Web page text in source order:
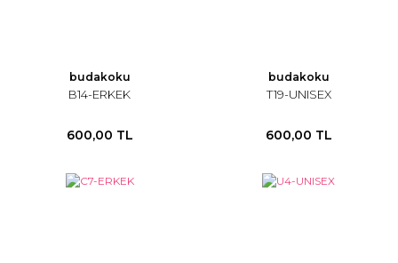
budakoku
B14-ERKEK
600,00 TL
budakoku
T19-UNISEX
600,00 TL